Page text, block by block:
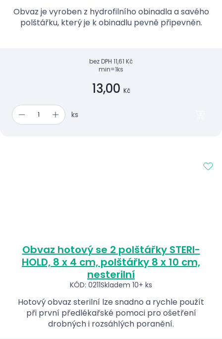
Obvaz je vyroben z hydrofilního obinadla a savého
polštářku, který je k obinadlu pevně připevněn.
bez DPH 11,61 Kč
min=1ks
13,00 Kč
ks
Obvaz hotový se 2 polštářky STERI-
HOLD, 8 x 4 cm, polštářky 8 x 10 cm,
nesterilní
KÓD: 0211Skladem 10+ ks
Hotový obvaz sterilní lze snadno a rychle použít
při první předlékařské pomoci pro ošetření
drobných i rozsáhlých poranění.